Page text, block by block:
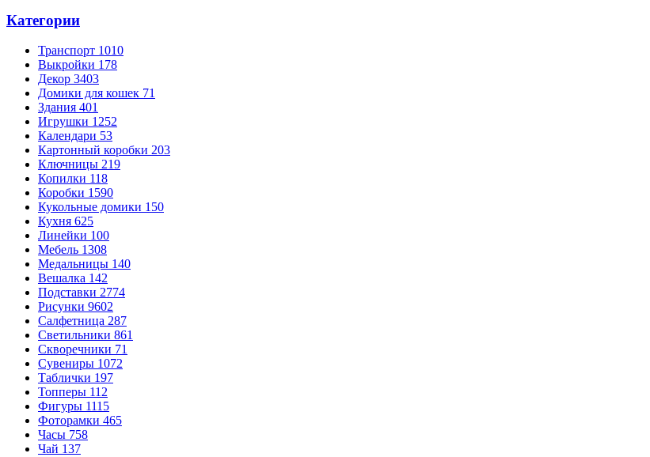
Категории
Транспорт 1010
Выкройки 178
Декор 3403
Домики для кошек 71
Здания 401
Игрушки 1252
Календари 53
Картонный коробки 203
Ключницы 219
Копилки 118
Коробки 1590
Кукольные домики 150
Кухня 625
Линейки 100
Мебель 1308
Медальницы 140
Вешалка 142
Подставки 2774
Рисунки 9602
Салфетница 287
Светильники 861
Скворечники 71
Сувениры 1072
Таблички 197
Топперы 112
Фигуры 1115
Фоторамки 465
Часы 758
Чай 137